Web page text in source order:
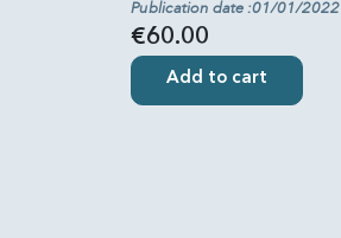
Publication date :01/01/2022
€60.00
Add to cart